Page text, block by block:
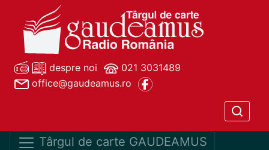
despre noi
021 3031489
office@gaudeamus.ro
Târgul de carte GAUDEAMUS